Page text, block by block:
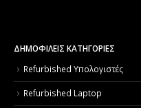
ΔΗΜΟΦΙΛΕΙΣ ΚΑΤΗΓΟΡΙΕΣ
Refurbished Υπολογιστές
Refurbished Laptop